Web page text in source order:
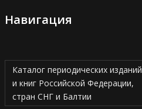
Навигация
Каталог периодических изданий
и книг Российской Федерации,
стран СНГ и Балтии